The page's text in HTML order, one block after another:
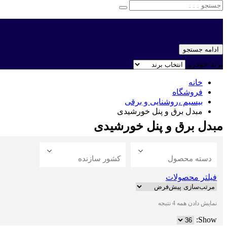
ادامه جستجو
برند خودرو
خانه
فروشگاه
بیسیم ،روشنایی و برقی
مبدل برق و پنل خورشیدی
مبدل برق و پنل خورشیدی
دسته محصول کشور سازنده
فیلتر محصولات
نمایش دادن همه 4 نتیجه
Show: